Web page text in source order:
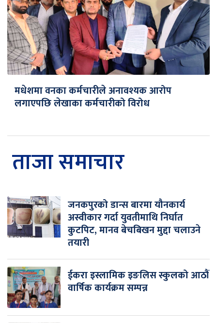
मधेशमा वनका कर्मचारीले अनावश्यक आरोप
लगाएपछि लेखाका कर्मचारीको विरोध
ताजा समाचार
जनकपुरको डान्स बारमा यौनकार्य
अस्वीकार गर्दा युवतीमाथि निर्घात
कुटपिट, मानव बेचबिखन मुद्दा चलाउने
तयारी
ईकरा इस्लामिक इङलिस स्कुलको आठौं
वार्षिक कार्यक्रम सम्पन्न